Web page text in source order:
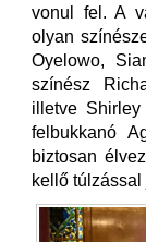
vonul fel. A
olyan
Oyelowo,
színész
illetve
felbukkanó
biztosan
kellő túlzással